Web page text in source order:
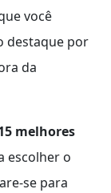
você
destaque por
da
melhores
escolher o
se para